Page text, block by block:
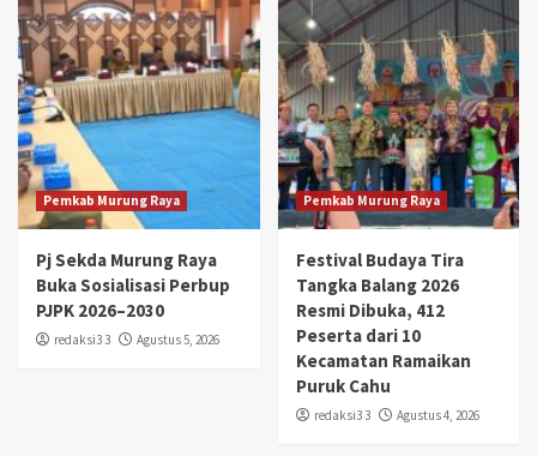
Pemkab Murung Raya
Pj Sekda Murung Raya
Buka Sosialisasi Perbup
PJPK 2026–2030
redaksi3 3 Agustus 5, 2026
Pemkab Murung Raya
Festival Budaya Tira
Tangka Balang 2026
Resmi Dibuka, 412
Peserta dari 10
Kecamatan Ramaikan
Puruk Cahu
redaksi3 3 Agustus 4, 2026